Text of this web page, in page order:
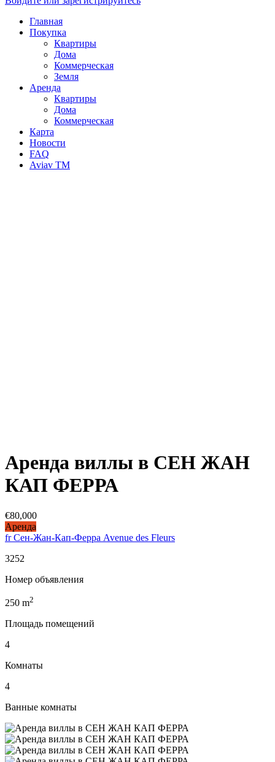
Главная
Покупка
Квартиры
Дома
Коммерческая
Земля
Аренда
Квартиры
Дома
Коммерческая
Карта
Новости
FAQ
Aviav TM
Аренда виллы в СЕН ЖАН
КАП ФЕРРА
€80,000
Аренда
fr Сен-Жан-Кап-Ферра Avenue des Fleurs
3252
Номер объявления
250 m2
Площадь помещений
4
Комнаты
4
Ванные комнаты